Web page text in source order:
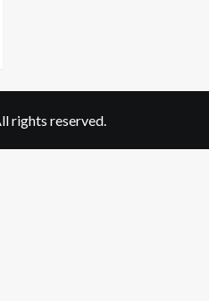
rights reserved.